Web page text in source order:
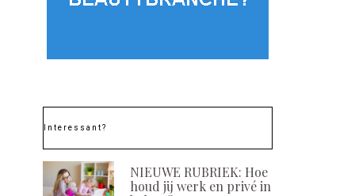
Sothys Organics®
Voeding als
Interessant?
NIEUWE RUBRIEK: Hoe
houd jij werk en privé in